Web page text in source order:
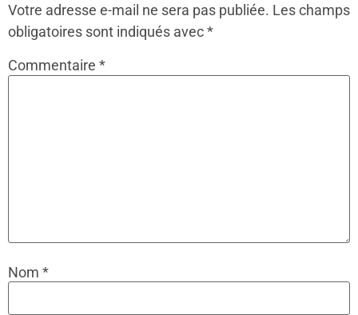
Votre adresse e-mail ne sera pas publiée. Les champs
obligatoires sont indiqués avec*
Commentaire *
Nom *